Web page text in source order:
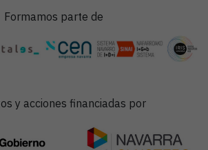
Formamos parte de
y acciones financiadas por